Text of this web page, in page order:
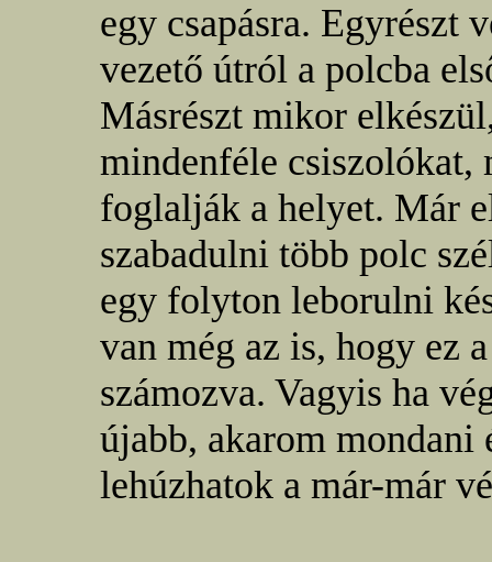
egy csapásra. Egyrészt
vezető útról a polcba
Másrészt mikor
mindenféle csiszolókat,
foglalják a helyet. Már
szabadulni több polc
egy folyton leborulni
van még az is, hogy ez
számozva. Vagyis ha
újabb, akarom mondani
lehúzhatok a már-már